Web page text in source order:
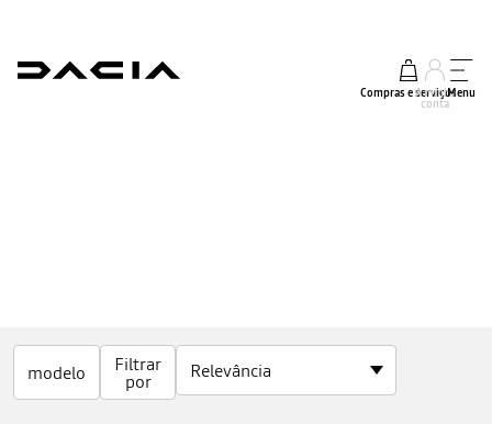
Compras e serviços
A minha
conta
Menu
modelo Filtrar
por